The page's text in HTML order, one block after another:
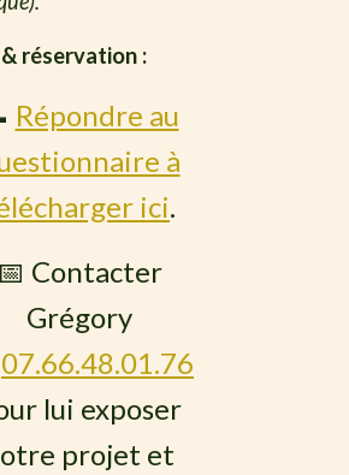
réservation :
Répondre au
à
ici.
📅 Contacter
Grégory
07.66.48.01.76
lui exposer
projet et